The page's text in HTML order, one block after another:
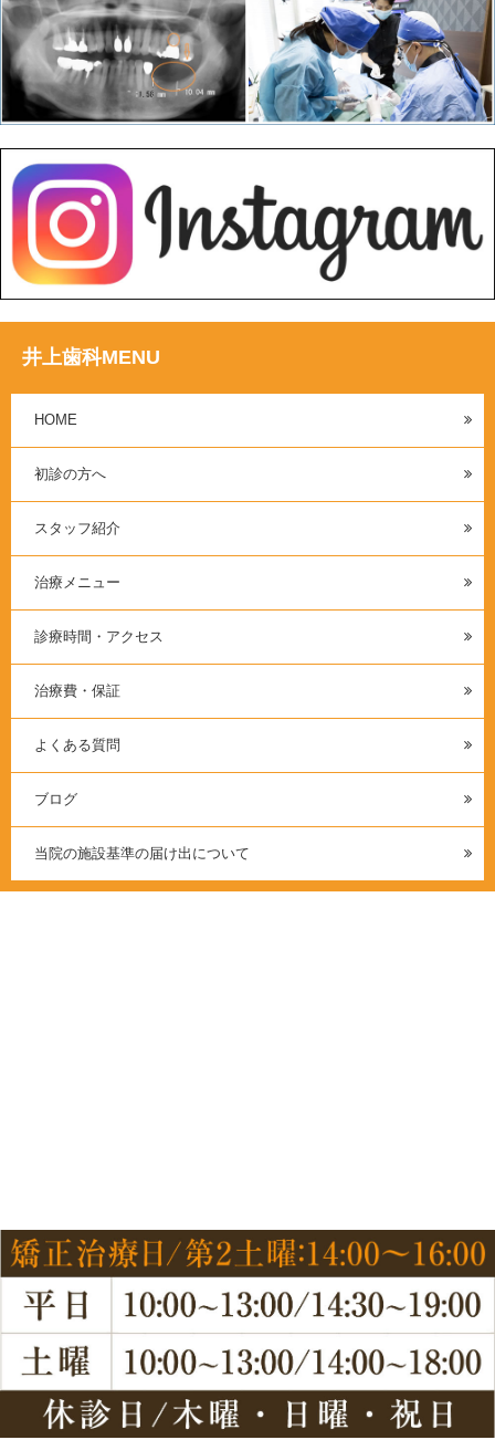
井上歯科MENU
HOME
初診の方へ
スタッフ紹介
治療メニュー
診療時間・アクセス
治療費・保証
よくある質問
ブログ
当院の施設基準の届け出について